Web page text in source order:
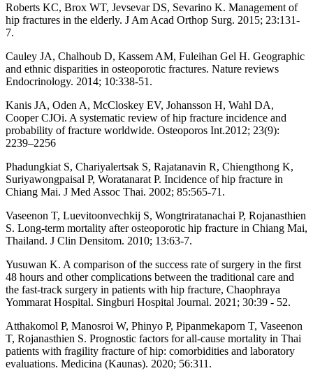
Roberts KC, Brox WT, Jevsevar DS, Sevarino K. Management of
hip fractures in the elderly. J Am Acad Orthop Surg. 2015; 23:131-
7.
Cauley JA, Chalhoub D, Kassem AM, Fuleihan Gel H. Geographic
and ethnic disparities in osteoporotic fractures. Nature reviews
Endocrinology. 2014; 10:338-51.
Kanis JA, Oden A, McCloskey EV, Johansson H, Wahl DA,
Cooper CJOi. A systematic review of hip fracture incidence and
probability of fracture worldwide. Osteoporos Int.2012; 23(9):
2239–2256
Phadungkiat S, Chariyalertsak S, Rajatanavin R, Chiengthong K,
Suriyawongpaisal P, Woratanarat P. Incidence of hip fracture in
Chiang Mai. J Med Assoc Thai. 2002; 85:565-71.
Vaseenon T, Luevitoonvechkij S, Wongtriratanachai P, Rojanasthien
S. Long-term mortality after osteoporotic hip fracture in Chiang Mai,
Thailand. J Clin Densitom. 2010; 13:63-7.
Yusuwan K. A comparison of the success rate of surgery in the first
48 hours and other complications between the traditional care and
the fast-track surgery in patients with hip fracture, Chaophraya
Yommarat Hospital. Singburi Hospital Journal. 2021; 30:39 - 52.
Atthakomol P, Manosroi W, Phinyo P, Pipanmekaporn T, Vaseenon
T, Rojanasthien S. Prognostic factors for all-cause mortality in Thai
patients with fragility fracture of hip: comorbidities and laboratory
evaluations. Medicina (Kaunas). 2020; 56:311.